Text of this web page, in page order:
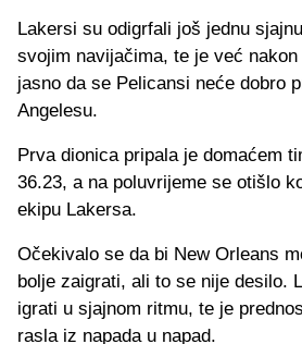
Lakersi su odigrfali još jednu
svojim navijačima, te je već
jasno da se Pelicansi neće dobro
Angelesu.
Prva dionica pripala je domaćem
36.23, a na poluvrijeme se otišlo
ekipu Lakersa.
Očekivalo se da bi New Orleans
bolje zaigrati, ali to se nije desilo.
igrati u sjajnom ritmu, te je
rasla iz napada u napad.